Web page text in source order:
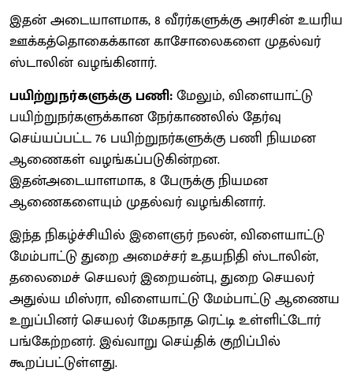
இதன் அடையாளமாக, 8 வீரர்களுக்கு அரசின் உயரிய
ஊக்கத்தொகைக்கான காசோலைகளை முதல்வர்
ஸ்டாலின் வழங்கினார்.
பயிற்றுநர்களுக்கு பணி:மேலும், விளையாட்டு
பயிற்றுநர்களுக்கான நேர்காணலில் தேர்வு
செய்யப்பட்ட 76 பயிற்றுநர்களுக்கு பணி நியமன
ஆணைகள் வழங்கப்படுகின்றன.
இதன்அடையாளமாக, 8 பேருக்கு நியமன
ஆணைகளையும் முதல்வர் வழங்கினார்.
இந்த நிகழ்ச்சியில் இளைஞர் நலன், விளையாட்டு
மேம்பாட்டு துறை அமைச்சர் உதயநிதி ஸ்டாலின்,
தலைமைச் செயலர் இறையன்பு, துறை செயலர்
அதுல்ய மிஸ்ரா, விளையாட்டு மேம்பாட்டு ஆணைய
உறுப்பினர் செயலர் மேகநாத ரெட்டி உள்ளிட்டோர்
பங்கேற்றனர். இவ்வாறு செய்திக் குறிப்பில்
கூறப்பட்டுள்ளது.